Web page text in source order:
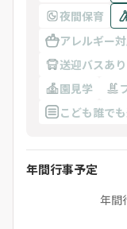
夜間保育
アレルギー
送迎バスあり
園見学
こども誰で
年間行事予定
年間